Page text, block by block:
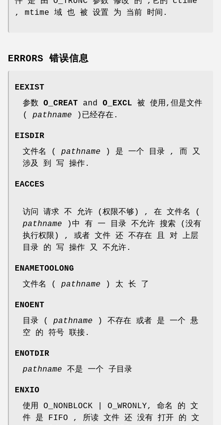
, mtime 域 也 被 设置 为 当前 时间.
ERRORS 错误信息
EEXIST
参数 O_CREAT and O_EXCL 被 使用,但是文件
( pathname )已经存在.
EISDIR
文件名 ( pathname ) 是 一个 目录 , 而 又
涉及 到 写 操作.
EACCES
访问 请求 不 允许 (权限不够) , 在 文件名 (
pathname )中 有 一 目录 不允许 搜索 (没有
执行权限) , 或者 文件 还 不存在 且 对 上层
目录 的 写 操作 又 不允许.
ENAMETOOLONG
文件名 ( pathname ) 太 长 了
ENOENT
目录 ( pathname ) 不存在 或者 是 一个 悬
空 的 符号 联接.
ENOTDIR
pathname 不是 一个 子目录
ENXIO
使用 O_NONBLOCK | O_WRONLY, 命名 的 文
件 是 FIFO , 所读 文件 还 没有 打开 的 文